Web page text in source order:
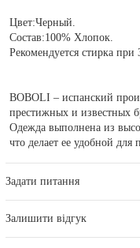
Цвет:Черный.
Состав:100% Хлопок.
Рекомендуется стирка при
BOBOLI – испанский
престижных и известных
Одежда выполнена из
что делает ее удобной для
Задати питання
Залишити відгук